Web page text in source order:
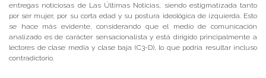
entregas noticiosas de Las Últimas Noticias, siendo estigmatizada tanto
por ser mujer, por su corta edad y su postura ideológica de izquierda. Esto
se hace más evidente, considerando que el medio de comunicación
analizado es de carácter sensacionalista y está dirigido principalmente a
lectores de clase media y clase baja (C3-D), lo que podría resultar incluso
contradictorio.